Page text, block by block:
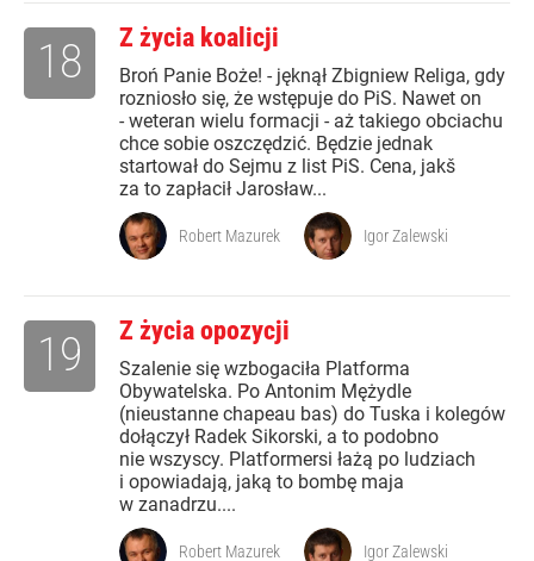
Z życia koalicji
Broń Panie Boże! - jęknął Zbigniew Religa, gdy
rozniosło się, że wstępuje do PiS. Nawet on
- weteran wielu formacji - aż takiego obciachu
chce sobie oszczędzić. Będzie jednak
startował do Sejmu z list PiS. Cena, jakš
za to zapłacił Jarosław...
18
Robert Mazurek Igor Zalewski
Z życia opozycji
Szalenie się wzbogaciła Platforma
Obywatelska. Po Antonim Mężydle
(nieustanne chapeau bas) do Tuska i kolegów
dołączył Radek Sikorski, a to podobno
nie wszyscy. Platformersi łażą po ludziach
i opowiadają, jaką to bombę maja
w zanadrzu....
19
Robert Mazurek Igor Zalewski